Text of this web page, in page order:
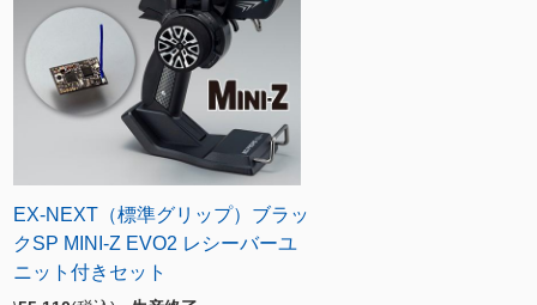
EX-NEXT（標準グリップ）ブラッ
クSP MINI-Z EVO2 レシーバーユ
ニット付きセット